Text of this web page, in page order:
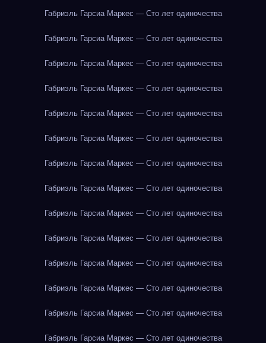
Габриэль Гарсиа Маркес — Сто лет одиночества
Габриэль Гарсиа Маркес — Сто лет одиночества
Габриэль Гарсиа Маркес — Сто лет одиночества
Габриэль Гарсиа Маркес — Сто лет одиночества
Габриэль Гарсиа Маркес — Сто лет одиночества
Габриэль Гарсиа Маркес — Сто лет одиночества
Габриэль Гарсиа Маркес — Сто лет одиночества
Габриэль Гарсиа Маркес — Сто лет одиночества
Габриэль Гарсиа Маркес — Сто лет одиночества
Габриэль Гарсиа Маркес — Сто лет одиночества
Габриэль Гарсиа Маркес — Сто лет одиночества
Габриэль Гарсиа Маркес — Сто лет одиночества
Габриэль Гарсиа Маркес — Сто лет одиночества
Габриэль Гарсиа Маркес — Сто лет одиночества